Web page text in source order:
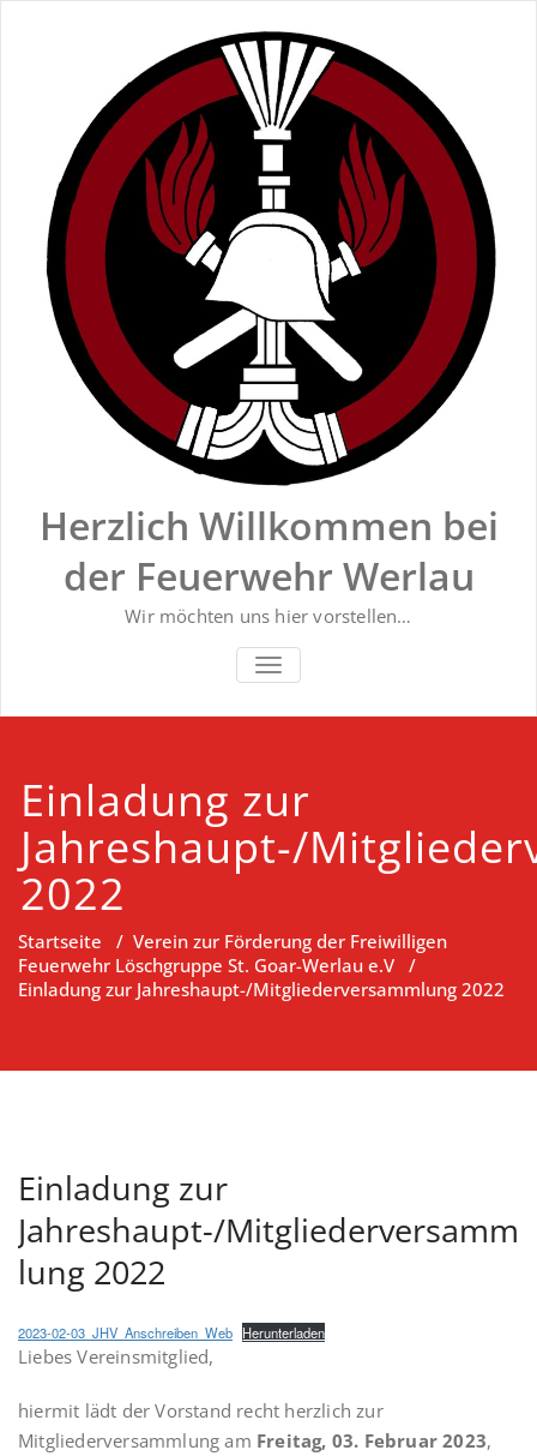
Herzlich Willkommen bei
der Feuerwehr Werlau
Wir möchten uns hier vorstellen…
NAVIGATION UMSCHALTEN
Einladung zur
Jahreshaupt-/
2022
Startseite / Verein zur Förderung der Freiwilligen
Feuerwehr Löschgruppe St. Goar-Werlau e.V /
Einladung zur Jahreshaupt-/Mitgliederversammlung 2022
Einladung zur
Jahreshaupt-/Mitgliederversamm
lung 2022
2023-02-03_JHV_Anschreiben_Web Herunterladen
Liebes Vereinsmitglied,
hiermit lädt der Vorstand recht herzlich zur
Mitgliederversammlung am Freitag, 03. Februar 2023,